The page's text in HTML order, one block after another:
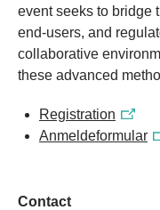
event seeks to bridge
end-users, and
collaborative
these advanced
Registration
Anmeldeformular
Contact